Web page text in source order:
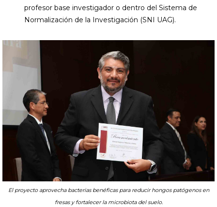
profesor base investigador o dentro del Sistema de
Normalización de la Investigación (SNI UAG).
El proyecto aprovecha bacterias benéficas para reducir hongos patógenos en
fresas y fortalecer la microbiota del suelo.